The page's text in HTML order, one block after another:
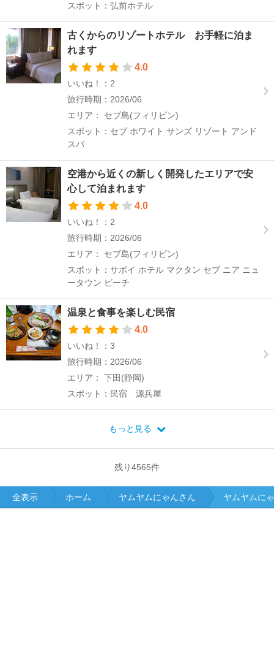
スポット：弘前ホテル
古くからのリゾートホテル お手軽に泊ま
れます
4.0
いいね！：2
旅行時期：2026/06
エリア： セブ島(フィリピン)
スポット：セブ ホワイト サンズ リゾート アンド
スパ
空港から近くの新しく開発したエリアで安
心して泊まれます
4.0
いいね！：2
旅行時期：2026/06
エリア： セブ島(フィリピン)
スポット：サボイ ホテル マクタン セブ ニア ニュ
ータウン ビーチ
温泉と食事を楽しむ民宿
4.0
いいね！：3
旅行時期：2026/06
エリア： 下田(静岡)
スポット：民宿 源兵屋
もっと見る
残り4565件
全表示 ホーム ヤムヤムにゃんさん ヤムヤムに